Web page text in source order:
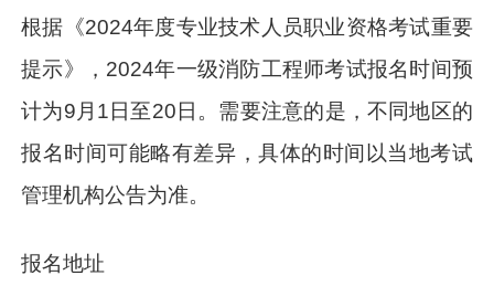
根据《2024年度专业技术人员职业资格考试重要
提示》，2024年一级消防工程师考试报名时间预
计为9月1日至20日。需要注意的是，不同地区的
报名时间可能略有差异，具体的时间以当地考试
管理机构公告为准。
报名地址